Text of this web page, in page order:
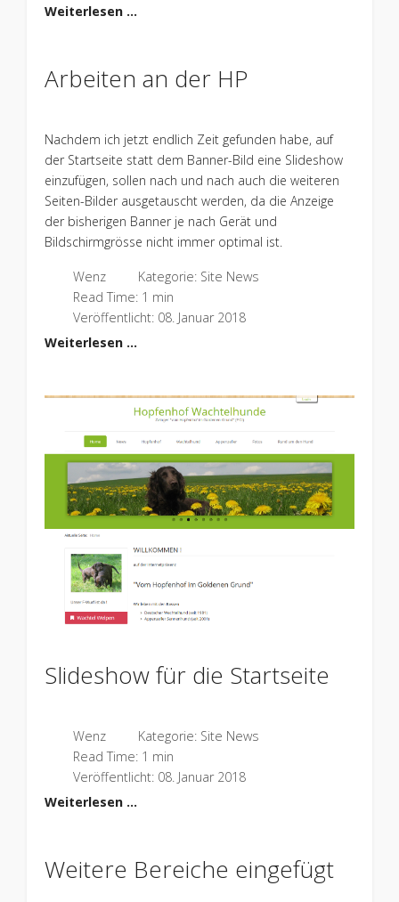
Weiterlesen …
Arbeiten an der HP
Nachdem ich jetzt endlich Zeit gefunden habe, auf
der Startseite statt dem Banner-Bild eine Slideshow
einzufügen, sollen nach und nach auch die weiteren
Seiten-Bilder ausgetauscht werden, da die Anzeige
der bisherigen Banner je nach Gerät und
Bildschirmgrösse nicht immer optimal ist.
Wenz Kategorie: Site News
Read Time: 1 min
Veröffentlicht: 08. Januar 2018
Weiterlesen …
Slideshow für die Startseite
Wenz Kategorie: Site News
Read Time: 1 min
Veröffentlicht: 08. Januar 2018
Weiterlesen …
Weitere Bereiche eingefügt